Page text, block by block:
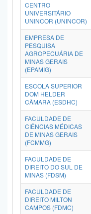
CENTRO
UNIVERSITÁRIO
UNINCOR (UNINCOR)
EMPRESA DE
PESQUISA
AGROPECUÁRIA DE
MINAS GERAIS
(EPAMIG)
ESCOLA SUPERIOR
DOM HELDER
CÂMARA (ESDHC)
FACULDADE DE
CIÊNCIAS MÉDICAS
DE MINAS GERAIS
(FCMMG)
FACULDADE DE
DIREITO DO SUL DE
MINAS (FDSM)
FACULDADE DE
DIREITO MILTON
CAMPOS (FDMC)